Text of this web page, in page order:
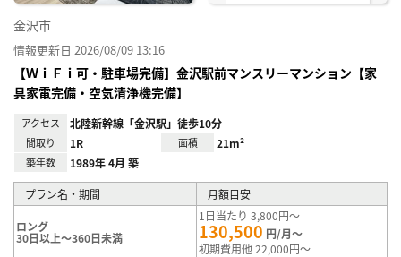
金沢市
情報更新日 2026/08/09 13:16
【ＷｉＦｉ可・駐車場完備】金沢駅前マンスリーマンション【家
具家電完備・空気清浄機完備】
アクセス 北陸新幹線「金沢駅」徒歩10分
間取り 1R 面積 21m²
築年数 1989年 4月 築
プラン名・期間 月額目安
ロング
30日以上～360日未満
1日当たり 3,800円～
130,500 円/月～
初期費用他 22,000円～